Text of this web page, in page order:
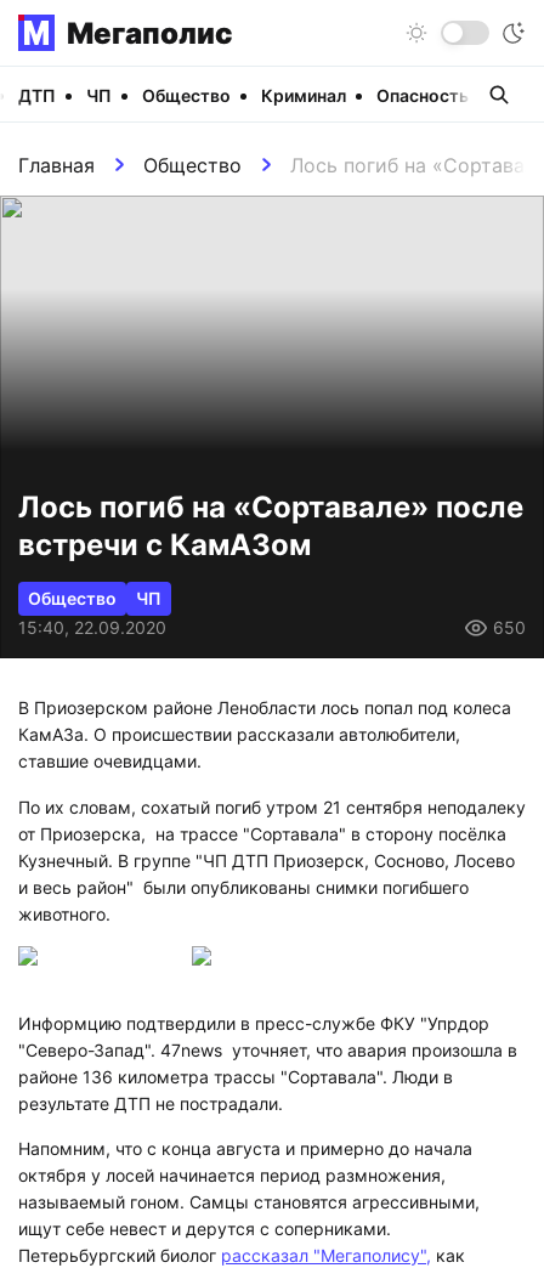
Мегаполис
ДТП ЧП Общество Криминал Опасность
Главная Общество Лось погиб на
Лось погиб на «Сортавале» после
встречи с КамАЗом
Общество
ЧП
15:40, 22.09.2020
650
В Приозерском районе Ленобласти лось попал под колеса
КамАЗа. О происшествии рассказали автолюбители,
ставшие очевидцами.
По их словам, сохатый погиб утром 21 сентября неподалеку
от Приозерска, на трассе "Сортавала" в сторону посёлка
Кузнечный. В группе "ЧП ДТП Приозерск, Сосново, Лосево
и весь район" были опубликованы снимки погибшего
животного.
Информцию подтвердили в пресс-службе ФКУ "Упрдор
"Северо-Запад". 47news уточняет, что авария произошла в
районе 136 километра трассы "Сортавала". Люди в
результате ДТП не пострадали.
Напомним, что с конца августа и примерно до начала
октября у лосей начинается период размножения,
называемый гоном. Самцы становятся агрессивными,
ищут себе невест и дерутся с соперниками.
Петерьбургский биолог рассказал "Мегаполису", как